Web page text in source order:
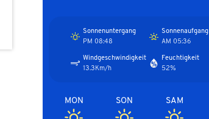
Sonnenaufgang
05:36 AM
Sonnenuntergang
08:48 PM
Feuchtigkeit
52%
Windgeschwindigkeit
13.3Km/h
SAM
SON
MON